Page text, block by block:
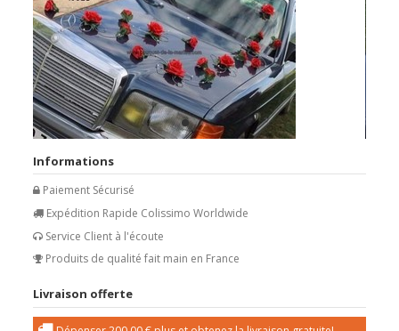
Informations
Paiement Sécurisé
Expédition Rapide Colissimo Worldwide
Service Client à l'écoute
Produits de qualité fait main en France
Livraison offerte